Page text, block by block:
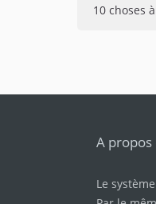
10 choses
A propos
Le